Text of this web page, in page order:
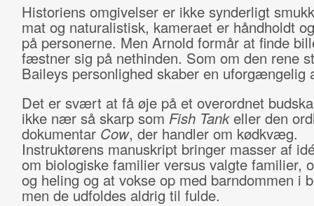
Historiens omgivelser er ikke synderligt
mat og naturalistisk, kameraet er håndholdt
på personerne. Men Arnold formår at finde
fæstner sig på nethinden. Som om den rene
Baileys personlighed skaber en uforgængelig
Det er svært at få øje på et overordnet
ikke nær så skarp som Fish Tankeller den
dokumentar Cow, der handler om kødkvæg.
Instruktørens manuskript bringer masser af
om biologiske familier versus valgte familier,
og heling og at vokse op med barndommen i
men de udfoldes aldrig til fulde.